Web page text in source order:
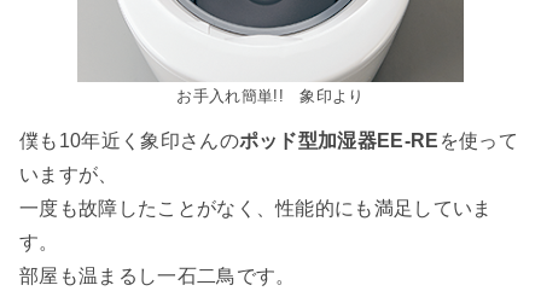
お手入れ簡単!! 象印より
僕も10年近く象印さんのポッド型加湿器EE-RE を使って
いますが、
一度も故障したことがなく、性能的にも満足していま
す。
部屋も温まるし一石二鳥です。